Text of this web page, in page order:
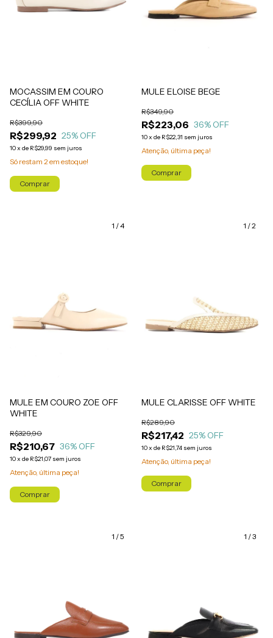
MOCASSIM EM COURO
CECÍLIA OFF WHITE
R$299,92
R$399,90
25% OFF
10x de R$29,99 sem juros
Só restam 2 em estoque!
Comprar
MULE ELOISE BEGE
R$223,06
R$349,90
36% OFF
10x de R$22,31 sem juros
Atenção, última peça!
Comprar
1 /4
MULE EM COURO ZOE OFF
WHITE
R$210,67
R$329,90
36% OFF
10x de R$21,07 sem juros
Atenção, última peça!
Comprar
1 /2
MULE CLARISSE OFF WHITE
R$217,42
R$289,90
25% OFF
10x de R$21,74 sem juros
Atenção, última peça!
Comprar
1 /5 1 /3